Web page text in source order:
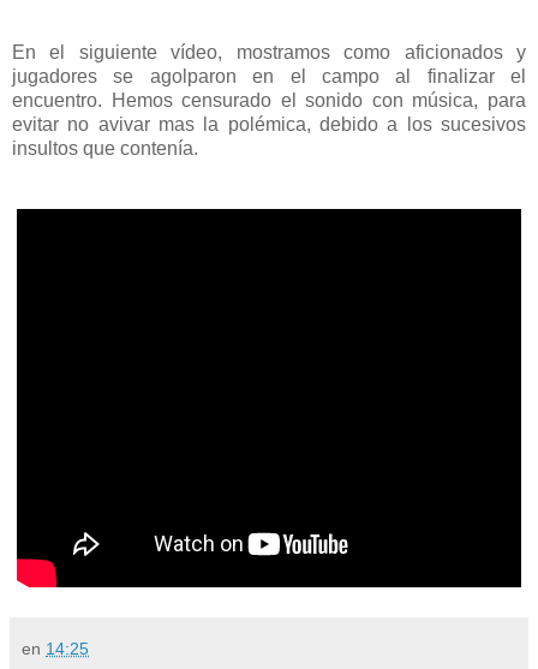
En el siguiente vídeo, mostramos como aficionados y
jugadores se agolparon en el campo al finalizar el
encuentro. Hemos censurado el sonido con música, para
evitar no avivar mas la polémica, debido a los sucesivos
insultos que contenía.
en 14:25